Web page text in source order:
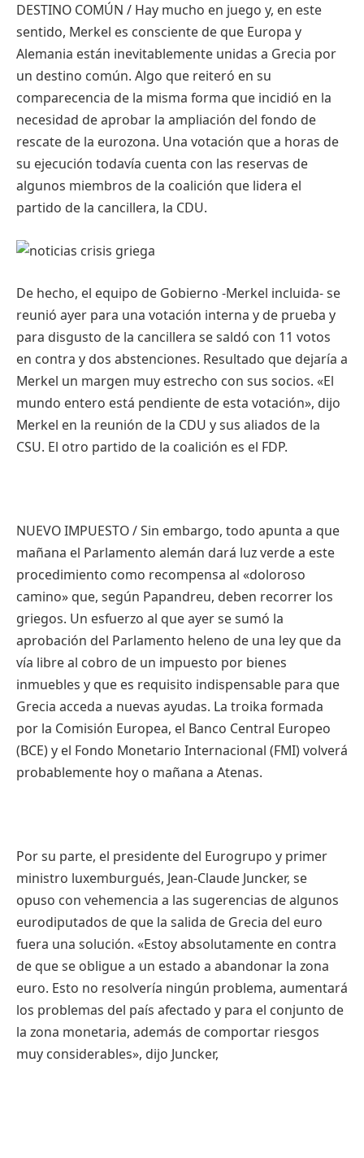
DESTINO COMÚN / Hay mucho en juego y, en este
sentido, Merkel es consciente de que Europa y
Alemania están inevitablemente unidas a Grecia por
un destino común. Algo que reiteró en su
comparecencia de la misma forma que incidió en la
necesidad de aprobar la ampliación del fondo de
rescate de la eurozona. Una votación que a horas de
su ejecución todavía cuenta con las reservas de
algunos miembros de la coalición que lidera el
partido de la cancillera, la CDU.
De hecho, el equipo de Gobierno -Merkel incluida- se
reunió ayer para una votación interna y de prueba y
para disgusto de la cancillera se saldó con 11 votos
en contra y dos abstenciones. Resultado que dejaría a
Merkel un margen muy estrecho con sus socios. «El
mundo entero está pendiente de esta votación», dijo
Merkel en la reunión de la CDU y sus aliados de la
CSU. El otro partido de la coalición es el FDP.
NUEVO IMPUESTO / Sin embargo, todo apunta a que
mañana el Parlamento alemán dará luz verde a este
procedimiento como recompensa al «doloroso
camino» que, según Papandreu, deben recorrer los
griegos. Un esfuerzo al que ayer se sumó la
aprobación del Parlamento heleno de una ley que da
vía libre al cobro de un impuesto por bienes
inmuebles y que es requisito indispensable para que
Grecia acceda a nuevas ayudas. La troika formada
por la Comisión Europea, el Banco Central Europeo
(BCE) y el Fondo Monetario Internacional (FMI) volverá
probablemente hoy o mañana a Atenas.
Por su parte, el presidente del Eurogrupo y primer
ministro luxemburgués, Jean-Claude Juncker, se
opuso con vehemencia a las sugerencias de algunos
eurodiputados de que la salida de Grecia del euro
fuera una solución. «Estoy absolutamente en contra
de que se obligue a un estado a abandonar la zona
euro. Esto no resolvería ningún problema, aumentará
los problemas del país afectado y para el conjunto de
la zona monetaria, además de comportar riesgos
muy considerables», dijo Juncker,